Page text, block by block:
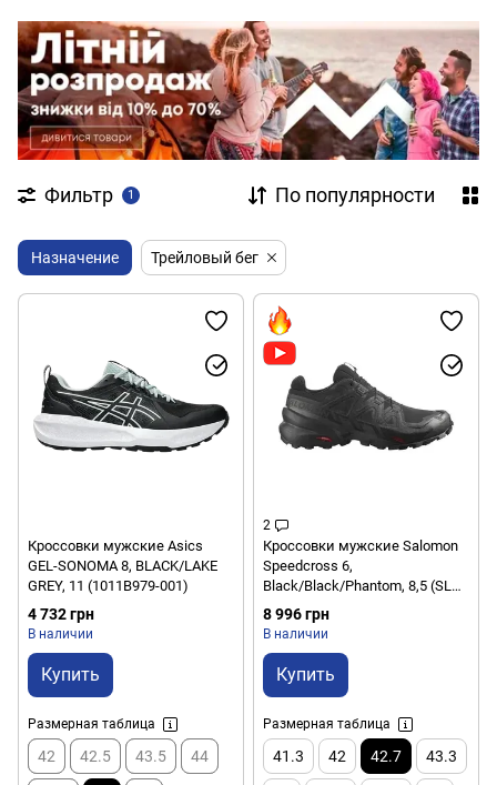
Фильтр 1 По популярности
Назначение Трейловый бег
Кроссовки мужские Asics
GEL-SONOMA 8, BLACK/LAKE
GREY, 11 (1011B979-001)
4 732 грн
В наличии
Купить
Размерная таблица
42 42.5 43.5 44
2
Кроссовки мужские Salomon
Speedcross 6,
Black/Black/Phantom, 8,5 (SLM
SPEEDCRSS6,417379-8,5)
8 996 грн
В наличии
Купить
Размерная таблица
41.3 42 42.7 43.3